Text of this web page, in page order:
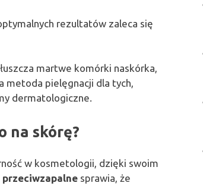
rezultatów zaleca się
martwe komórki naskórka,
metoda pielęgnacji dla tych,
dermatologiczne.
na skórę?
w kosmetologii, dzięki swoim
sprawia, że